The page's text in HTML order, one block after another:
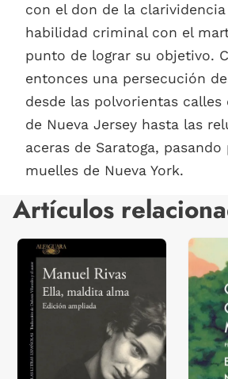
con el don de la
habilidad criminal con el
punto de lograr su objetivo.
entonces una persecución
desde las polvorientas calles
de Nueva Jersey hasta las
aceras de Saratoga, pasando
muelles de Nueva York.
Artículos